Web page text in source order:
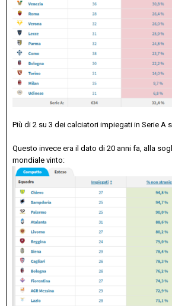
Più di 2 su 3 dei calciatori impiegati in Serie A
Questo invece era il dato di 20 anni fa, alla
mondiale vinto: